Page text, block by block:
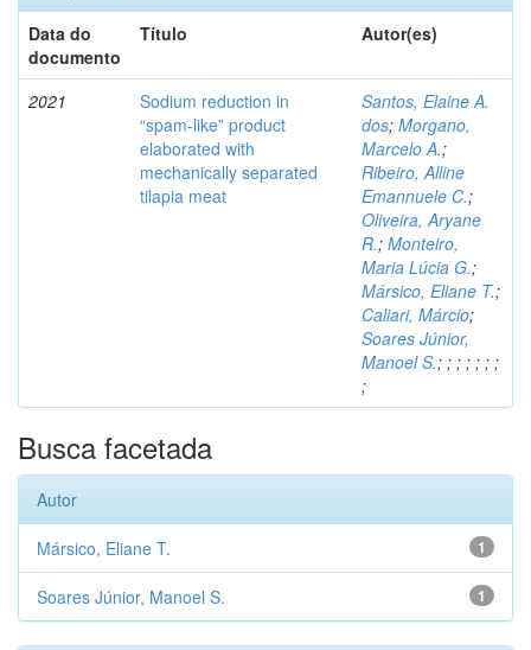
Data do
documento
Título Autor(es)
2021
Sodium reduction in
“spam-like” product
elaborated with
mechanically separated
tilapia meat
Santos, Elaine A.
dos; Morgano,
Marcelo A.;
Ribeiro, Alline
Emannuele C.;
Oliveira, Aryane
R.; Monteiro,
Maria Lúcia G.;
Mársico, Eliane T.;
Caliari, Márcio;
Soares Júnior,
Manoel S.; ; ; ; ; ; ;
;
Busca facetada
Autor
1
Mársico, Eliane T.
1
Soares Júnior, Manoel S.